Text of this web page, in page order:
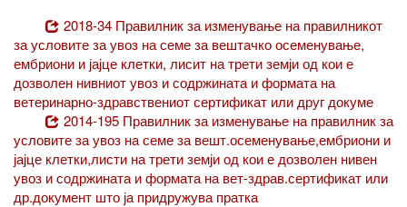
2018-34 Правилник за изменување на правилникот
за условите за увоз на семе за вештачко осеменување,
ембриони и јајце клетки, лисит на трети земји од кои е
дозволен нивниот увоз и содржината и формата на
ветеринарно-здравствениот сертификат или друг докуме
2014-195 Правилник за изменување на правилник за
условите за увоз на семе за вешт.осеменување,ембриони и
јајце клетки,листи на трети земји од кои е дозволен нивен
увоз и содржината и формата на вет-здрав.сертификат или
др.документ што ја придружува пратка